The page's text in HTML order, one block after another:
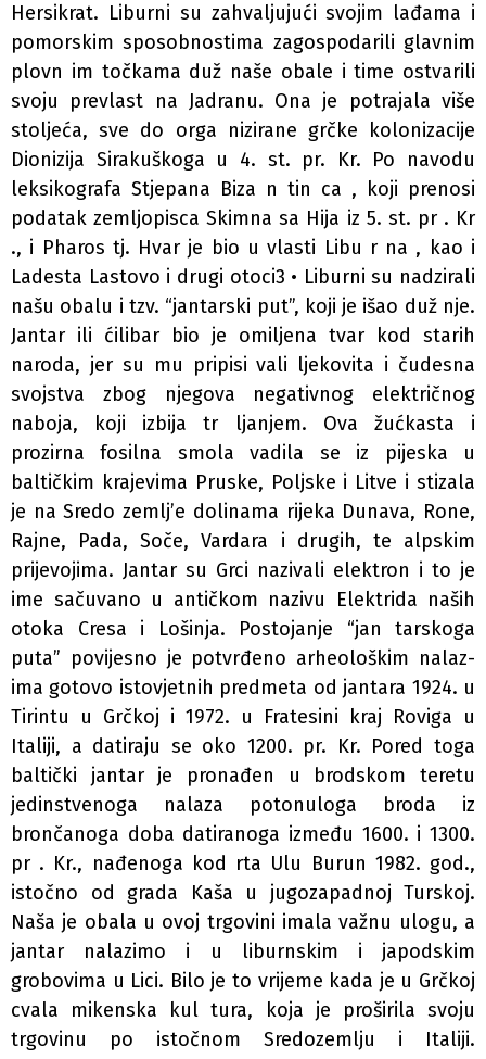
Hersikrat. Liburni su zahvaljujući svojim lađama i
pomorskim sposobnostima zagospodarili glavnim
plovn­ im točkama duž naše obale i time ostvarili
svoju prevlast na Jadranu. Ona je potrajala više
stoljeća, sve do orga­ nizirane grčke kolonizacije
Dionizija Sirakuškoga u 4. st. pr. Kr. Po navodu
leksikografa Stjepana Biza n tin ca , koji prenosi
podatak zemljopisca Skimna sa Hija iz 5. st. pr . Kr
., i Pharos tj. Hvar je bio u vlasti Libu r na , kao i
Ladesta Lastovo i drugi otoci3 • Liburni su nadzirali
našu obalu i tzv. “jantarski put”, koji je išao duž nje.
Jantar ili ćilibar bio je omiljena tvar kod starih
naroda, jer su mu pripisi­ vali ljekovita i čudesna
svojstva zbog njegova negativnog električnog
naboja, koji izbija tr ljanjem. Ova žućkasta i
prozirna fosilna smola vadila se iz pijeska u
baltičkim krajevima Pruske, Poljske i Litve i stizala
je na Sredo­ zemlj’e dolinama rijeka Dunava, Rone,
Rajne, Pada, Soče, Vardara i drugih, te alpskim
prijevojima. Jantar su Grci nazivali elektron i to je
ime sačuvano u antičkom nazivu Elektrida naših
otoka Cresa i Lošinja. Postojanje “jan­ tarskoga
puta” povijesno je potvrđeno arheološkim nalaz­
ima gotovo istovjetnih predmeta od jantara 1924. u
Tirintu u Grčkoj i 1972. u Fratesini kraj Roviga u
Italiji, a datiraju se oko 1200. pr. Kr. Pored toga
baltički jantar je pronađen u brodskom teretu
jedinstvenoga nalaza potonuloga broda iz
brončanoga doba datiranoga između 1600. i 1300.
pr . Kr., nađenoga kod rta Ulu Burun 1982. god.,
istočno od grada Kaša u jugozapadnoj Turskoj.
Naša je obala u ovoj trgovini imala važnu ulogu, a
jantar nalazimo i u liburnskim i japodskim
grobovima u Lici. Bilo je to vrijeme kada je u Grčkoj
cvala mikenska kul­ tura, koja je proširila svoju
trgovinu po istočnom Sredozemlju i Italiji.